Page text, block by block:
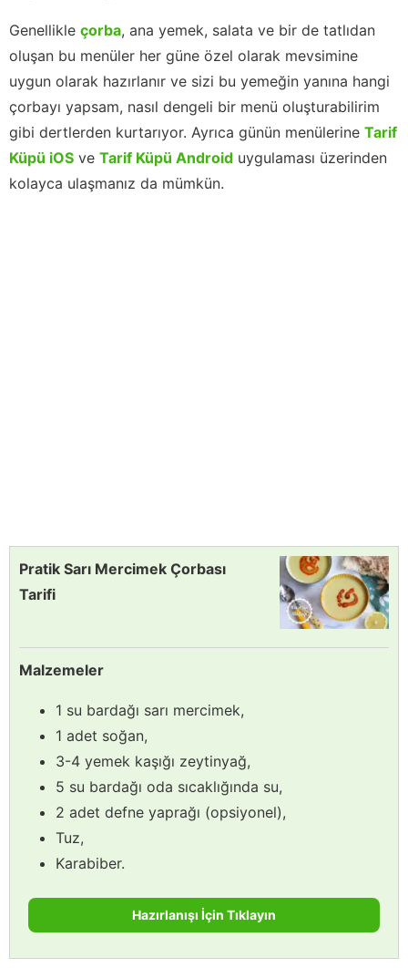
Genellikle çorba, ana yemek, salata ve bir de tatlıdan
oluşan bu menüler her güne özel olarak mevsimine
uygun olarak hazırlanır ve sizi bu yemeğin yanına hangi
çorbayı yapsam, nasıl dengeli bir menü oluşturabilirim
gibi dertlerden kurtarıyor. Ayrıca günün menülerine Tarif
Küpü iOS ve Tarif Küpü Android uygulaması üzerinden
kolayca ulaşmanız da mümkün.
Pratik Sarı Mercimek Çorbası
Tarifi
Malzemeler
1 su bardağı sarı mercimek,
1 adet soğan,
3-4 yemek kaşığı zeytinyağ,
5 su bardağı oda sıcaklığında su,
2 adet defne yaprağı (opsiyonel),
Tuz,
Karabiber.
Hazırlanışı İçin Tıklayın